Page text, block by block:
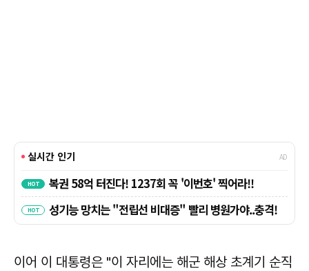
이어 이 대통령은 "이 자리에는 해군 해상 초계기 순직